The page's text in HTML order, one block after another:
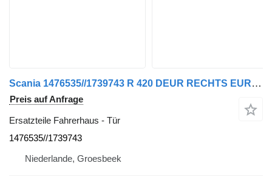
Scania 1476535//1739743 R 420 DEUR RECHTS EURO 6 Tür für LKW
Preis auf Anfrage
Ersatzteile Fahrerhaus - Tür
1476535//1739743
Niederlande, Groesbeek